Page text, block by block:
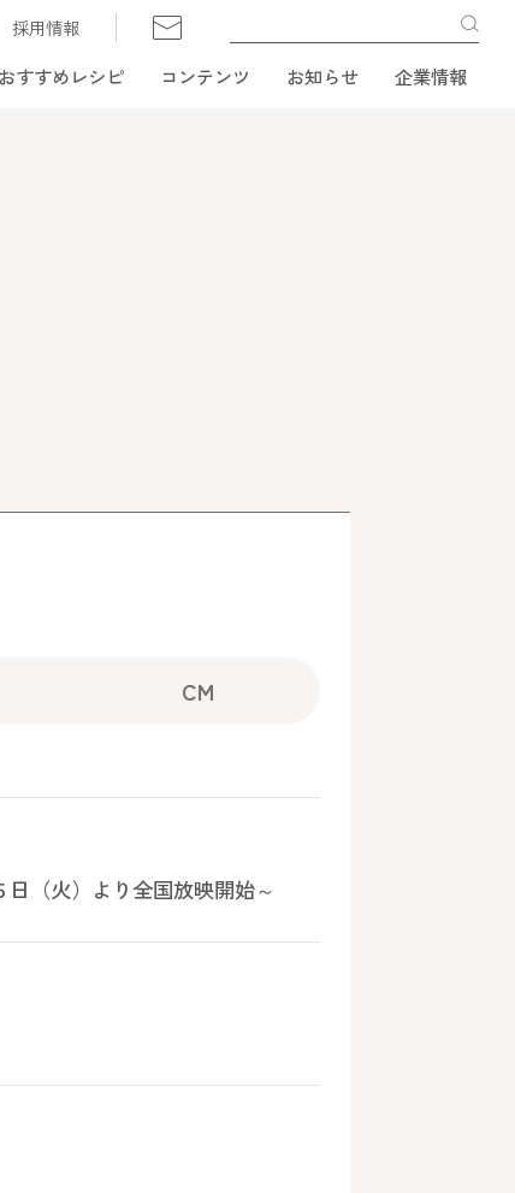
採用情報
おすすめレシピ コンテンツ お知らせ 企業情報
CM
（火）より全国放映開始～